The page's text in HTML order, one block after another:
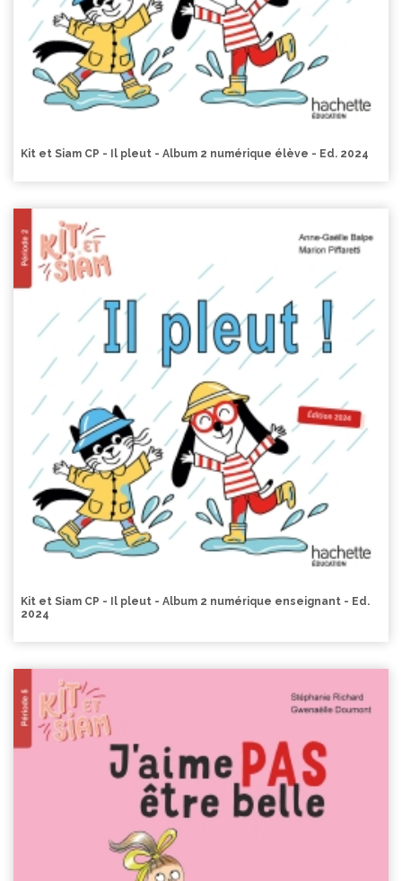
Kit et Siam CP - Il pleut - Album 2 numérique élève - Ed. 2024
Kit et Siam CP - Il pleut - Album 2 numérique enseignant - Ed.
2024